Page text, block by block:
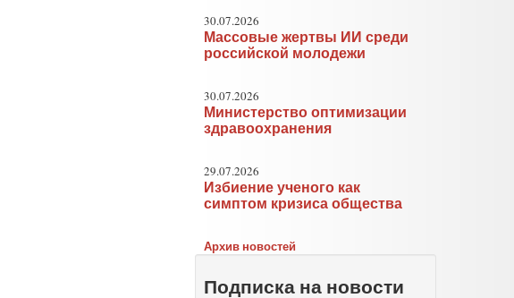
30.07.2026
Массовые жертвы ИИ среди
российской молодежи
30.07.2026
Министерство оптимизации
здравоохранения
29.07.2026
Избиение ученого как
симптом кризиса общества
Архив новостей
Подписка на новости